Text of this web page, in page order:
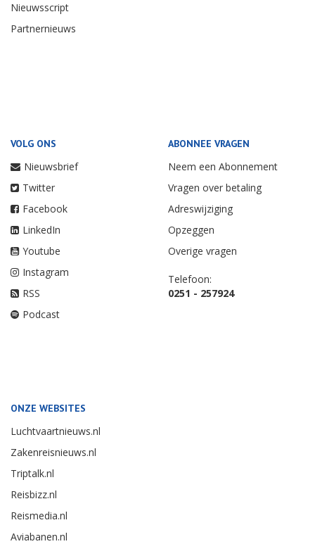
Nieuwsscript
Partnernieuws
VOLG ONS
Nieuwsbrief
Twitter
Facebook
LinkedIn
Youtube
Instagram
RSS
Podcast
ABONNEE VRAGEN
Neem een Abonnement
Vragen over betaling
Adreswijziging
Opzeggen
Overige vragen
Telefoon:
0251 - 257924
ONZE WEBSITES
Luchtvaartnieuws.nl
Zakenreisnieuws.nl
Triptalk.nl
Reisbizz.nl
Reismedia.nl
Aviabanen.nl